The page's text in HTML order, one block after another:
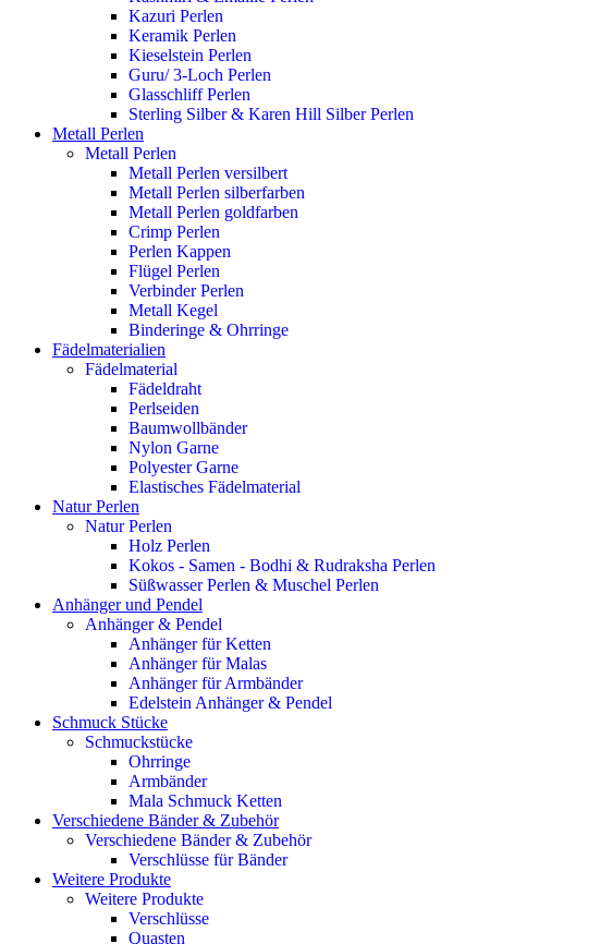
Kazuri Perlen
Keramik Perlen
Kieselstein Perlen
Guru/ 3-Loch Perlen
Glasschliff Perlen
Sterling Silber & Karen Hill Silber Perlen
Metall Perlen
Metall Perlen
Metall Perlen versilbert
Metall Perlen silberfarben
Metall Perlen goldfarben
Crimp Perlen
Perlen Kappen
Flügel Perlen
Verbinder Perlen
Metall Kegel
Binderinge & Ohrringe
Fädelmaterialien
Fädelmaterial
Fädeldraht
Perlseiden
Baumwollbänder
Nylon Garne
Polyester Garne
Elastisches Fädelmaterial
Natur Perlen
Natur Perlen
Holz Perlen
Kokos - Samen - Bodhi & Rudraksha Perlen
Süßwasser Perlen & Muschel Perlen
Anhänger und Pendel
Anhänger & Pendel
Anhänger für Ketten
Anhänger für Malas
Anhänger für Armbänder
Edelstein Anhänger & Pendel
Schmuck Stücke
Schmuckstücke
Ohrringe
Armbänder
Mala Schmuck Ketten
Verschiedene Bänder & Zubehör
Verschiedene Bänder & Zubehör
Verschlüsse für Bänder
Weitere Produkte
Weitere Produkte
Verschlüsse
Quasten